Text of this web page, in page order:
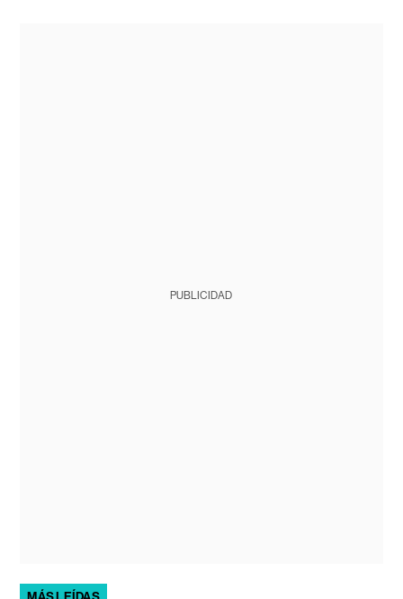
PUBLICIDAD